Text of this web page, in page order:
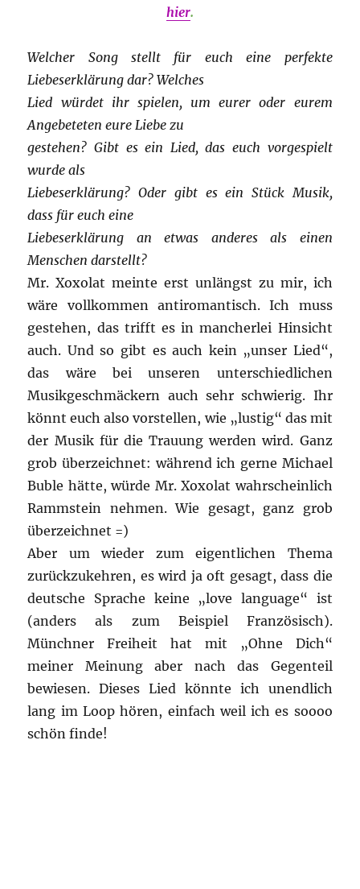
hier.
Welcher Song stellt für euch eine perfekte
Liebeserklärung dar? Welches
Lied würdet ihr spielen, um eurer oder eurem
Angebeteten eure Liebe zu
gestehen? Gibt es ein Lied, das euch vorgespielt
wurde als
Liebeserklärung? Oder gibt es ein Stück Musik,
dass für euch eine
Liebeserklärung an etwas anderes als einen
Menschen darstellt?
Mr. Xoxolat meinte erst unlängst zu mir, ich
wäre vollkommen antiromantisch. Ich muss
gestehen, das trifft es in mancherlei Hinsicht
auch. Und so gibt es auch kein „unser Lied“,
das wäre bei unseren unterschiedlichen
Musikgeschmäckern auch sehr schwierig. Ihr
könnt euch also vorstellen, wie „lustig“ das mit
der Musik für die Trauung werden wird. Ganz
grob überzeichnet: während ich gerne Michael
Buble hätte, würde Mr. Xoxolat wahrscheinlich
Rammstein nehmen. Wie gesagt, ganz grob
überzeichnet =)
Aber um wieder zum eigentlichen Thema
zurückzukehren, es wird ja oft gesagt, dass die
deutsche Sprache keine „love language“ ist
(anders als zum Beispiel Französisch).
Münchner Freiheit hat mit „Ohne Dich“
meiner Meinung aber nach das Gegenteil
bewiesen. Dieses Lied könnte ich unendlich
lang im Loop hören, einfach weil ich es soooo
schön finde!